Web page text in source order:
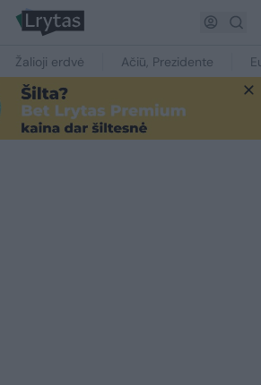
Žalioji erdvė Ačiū, Prezidente